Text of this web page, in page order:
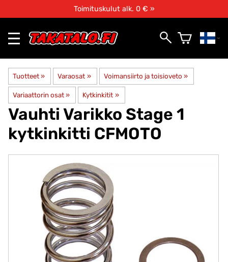
Toimituskulut alk. 0 € »
Tuotteet ‪» Varaosat ‪» Voimansiirto ja toisioveto ‪»
Variaattorin osat ‪» Kytkinkitit ‪»
Vauhti Varikko Stage 1
kytkinkitti CFMOTO